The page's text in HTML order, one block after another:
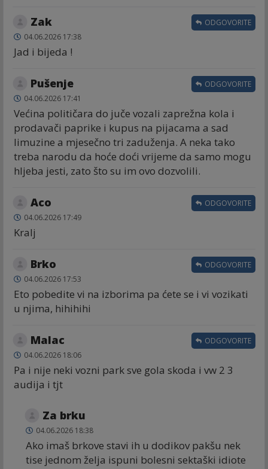
Zak
04.06.2026 17:38
Jad i bijeda !
ODGOVORITE
Pušenje
04.06.2026 17:41
Većina političara do juče vozali zaprežna kola i
prodavači paprike i kupus na pijacama a sad
limuzine a mjesečno tri zaduženja. A neka tako
treba narodu da hoće doći vrijeme da samo mogu
hljeba jesti, zato što su im ovo dozvolili.
ODGOVORITE
Aco
04.06.2026 17:49
Kralj
ODGOVORITE
Brko
04.06.2026 17:53
Eto pobedite vi na izborima pa ćete se i vi vozikati
u njima, hihihihi
ODGOVORITE
Malac
04.06.2026 18:06
Pa i nije neki vozni park sve gola skoda i vw 2 3
audija i tjt
ODGOVORITE
Za brku
04.06.2026 18:38
Ako imaš brkove stavi ih u dodikov pakšu nek
tise jednom želja ispuni bolesni sektaški idiote